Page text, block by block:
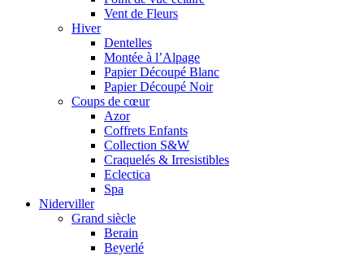
Vent de Fleurs
Hiver
Dentelles
Montée à l’Alpage
Papier Découpé Blanc
Papier Découpé Noir
Coups de cœur
Azor
Coffrets Enfants
Collection S&W
Craquelés & Irresistibles
Eclectica
Spa
Niderviller
Grand siècle
Berain
Beyerlé